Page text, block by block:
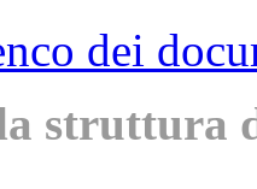
dei
struttura